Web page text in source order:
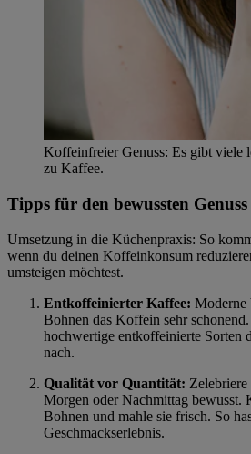
Koffeinfreier Genuss: Es gibt viele
zu Kaffee.
Tipps für den bewussten
Umsetzung in die Küchenpraxis: So
wenn du deinen Koffeinkonsum
umsteigen möchtest.
Entkoffeinierter Kaffee: Moderne
Bohnen das Koffein sehr
hochwertige entkoffeinierte Sorten
nach.
Qualität vor Quantität: Zelebriere
Morgen oder Nachmittag bewusst.
Bohnen und mahle sie frisch. So
Geschmackserlebnis.